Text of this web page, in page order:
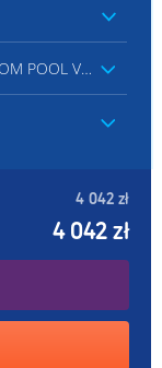
STANDARD ROOM POOL VIEW
4 042 zł
4 042 zł